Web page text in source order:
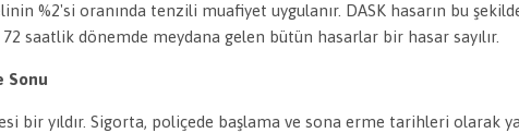
%2'si oranında tenzili muafiyet uygulanır. DASK hasarın bu
72 saatlik dönemde meydana gelen bütün hasarlar bir hasar sayılır.
Sonu
bir yıldır. Sigorta, poliçede başlama ve sona erme tarihleri olarak